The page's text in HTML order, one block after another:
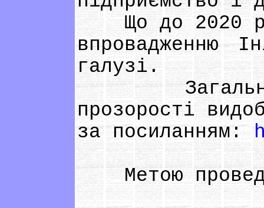
Що до 2020
впровадженню
галузі.
Загальна
прозорості
за посиланням:
Метою